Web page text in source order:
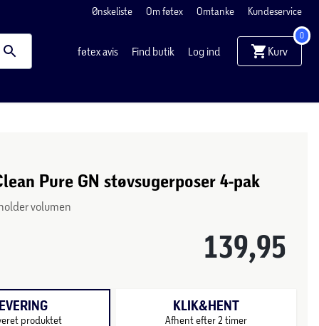
Ønskeliste Om føtex Omtanke Kundeservice
føtex avis Find butik Log ind Kurv
0
Pure GN støvsugerposer 4-pak
volumen
139,95
produktet
KLIK&HENT
Afhent efter 2 timer